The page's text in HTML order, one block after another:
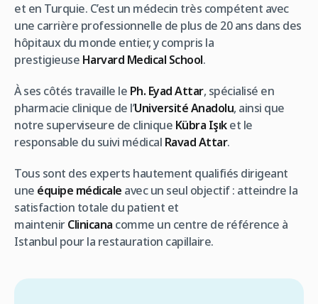
et en Turquie. C’est un médecin très compétent avec
une carrière professionnelle de plus de 20 ans dans des
hôpitaux du monde entier, y compris la
prestigieuse Harvard Medical School.
À ses côtés travaille le Ph. Eyad Attar, spécialisé en
pharmacie clinique de l’Université Anadolu, ainsi que
notre superviseure de clinique Kübra Işıket le
responsable du suivi médical Ravad Attar.
Tous sont des experts hautement qualifiés dirigeant
une équipe médicale avec un seul objectif : atteindre la
satisfaction totale du patient et
maintenirClinicana comme un centre de référence à
Istanbul pour la restauration capillaire.